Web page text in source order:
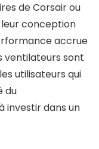
de Corsair ou
conception
accrue
ventilateurs sont
utilisateurs qui
du
investir dans un